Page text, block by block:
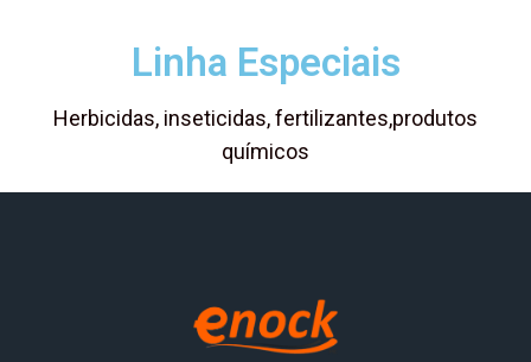
Linha Especiais
Herbicidas, inseticidas, fertilizantes,produtos
químicos